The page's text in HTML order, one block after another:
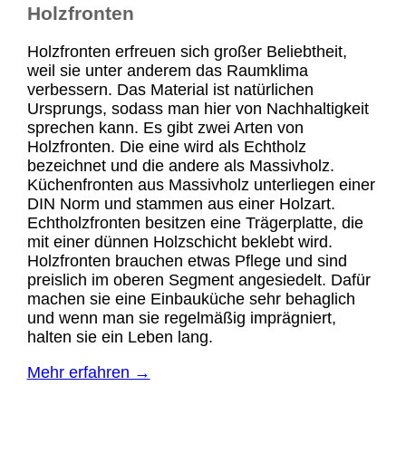
Holzfronten
Holzfronten erfreuen sich großer Beliebtheit,
weil sie unter anderem das Raumklima
verbessern. Das Material ist natürlichen
Ursprungs, sodass man hier von Nachhaltigkeit
sprechen kann. Es gibt zwei Arten von
Holzfronten. Die eine wird als Echtholz
bezeichnet und die andere als Massivholz.
Küchenfronten aus Massivholz unterliegen einer
DIN Norm und stammen aus einer Holzart.
Echtholzfronten besitzen eine Trägerplatte, die
mit einer dünnen Holzschicht beklebt wird.
Holzfronten brauchen etwas Pflege und sind
preislich im oberen Segment angesiedelt. Dafür
machen sie eine Einbauküche sehr behaglich
und wenn man sie regelmäßig imprägniert,
halten sie ein Leben lang.
Mehr erfahren →